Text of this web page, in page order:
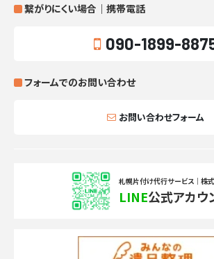
繋がりにくい場合｜携帯電話
090-1899-
フォームでのお問い合わせ
お問い合わせフォーム
札幌片付け代行サービス｜株
LINE公式アカウ